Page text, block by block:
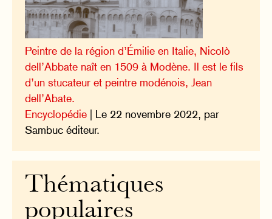
Peintre de la région d’Émilie en Italie, Nicolò
dell’Abbate naît en 1509 à Modène. Il est le fils
d’un stucateur et peintre modénois, Jean
dell’Abate.
Encyclopédie | Le 22 novembre 2022, par
Sambuc éditeur.
Thématiques
populaires